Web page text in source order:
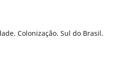
Colonização. Sul do Brasil.